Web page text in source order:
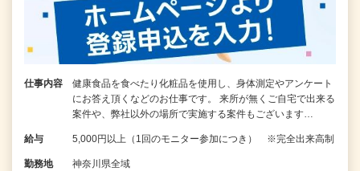
仕事内容
健康食品を食べたり化粧品を使用し、身体測定やアンケート
にお答え頂くなどのお仕事です。 来所が無くご自宅で出来る
案件や、弊社以外の場所で実施する案件もございます…
給与 5,000円以上（1回のモニター参加につき） ※完全出来高制
勤務地 神奈川県全域